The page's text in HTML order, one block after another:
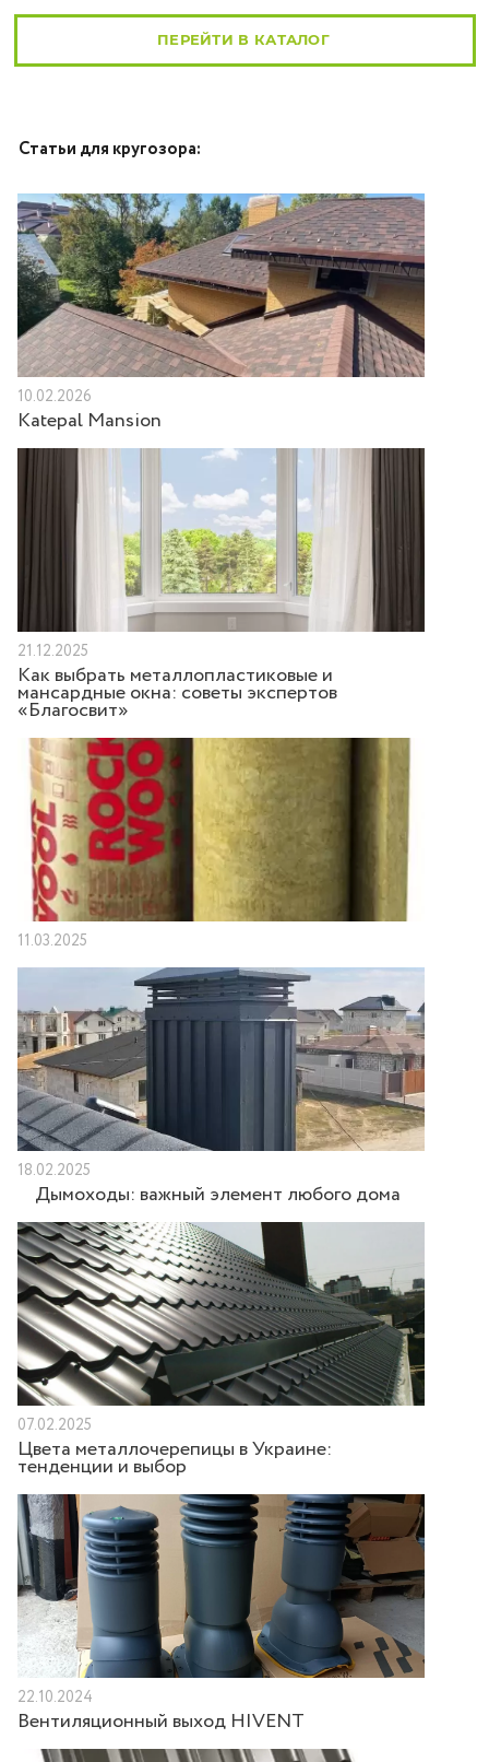
ПЕРЕЙТИ В КАТАЛОГ
Статьи для кругозора:
10.02.2026
Katepal Mansion
21.12.2025
Как выбрать металлопластиковые и
мансардные окна: советы экспертов
«Благосвит»
11.03.2025
18.02.2025
Дымоходы: важный элемент любого дома
07.02.2025
Цвета металлочерепицы в Украине:
тенденции и выбор
22.10.2024
Вентиляционный выход HIVENT